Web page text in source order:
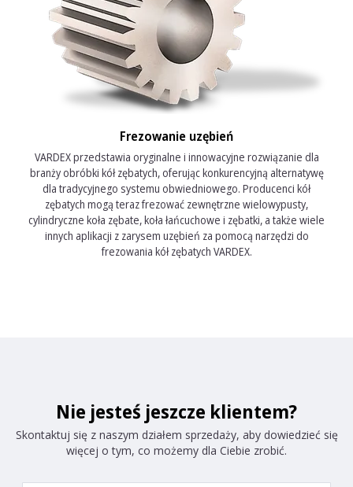
Frezowanie uzębień
VARDEX przedstawia oryginalne i innowacyjne rozwiązanie dla
branży obróbki kół zębatych, oferując konkurencyjną alternatywę
dla tradycyjnego systemu obwiedniowego. Producenci kół
zębatych mogą teraz frezować zewnętrzne wielowypusty,
cylindryczne koła zębate, koła łańcuchowe i zębatki, a także wiele
innych aplikacji z zarysem uzębień za pomocą narzędzi do
frezowania kół zębatych VARDEX.
Nie jesteś jeszcze klientem?
Skontaktuj się z naszym działem sprzedaży, aby dowiedzieć się
więcej o tym, co możemy dla Ciebie zrobić.